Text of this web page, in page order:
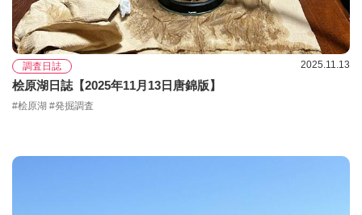
調査日誌 2025.11.13
桧原湖日誌【2025年11月13日唐錦版】
#桧原湖 #発掘調査